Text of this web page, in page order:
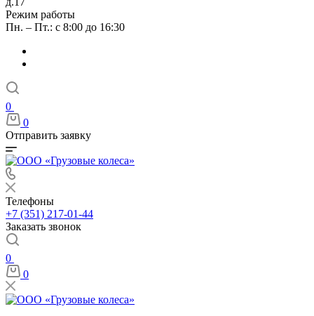
Режим работы
Пн. – Пт.: с 8:00 до 16:30
0
0
Отправить заявку
Телефоны
+7 (351) 217-01-44
Заказать звонок
0
0